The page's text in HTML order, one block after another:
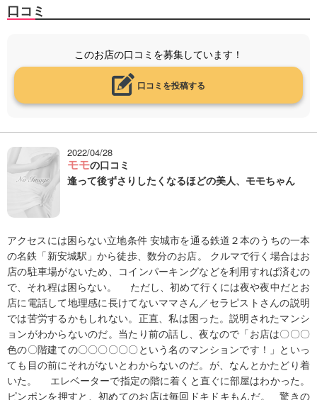
口コミ
このお店の口コミを募集しています！
口コミを投稿する
2022/04/28
モモの口コミ
逢って後ずさりしたくなるほどの美人、モモちゃん
アクセスには困らない立地条件 安城市を通る鉄道２本のうちの一本
の名鉄「新安城駅」から徒歩、数分のお店。 クルマで行く場合はお
店の駐車場がないため、コインパーキングなどを利用すれば済むの
で、それ程は困らない。 ただし、初めて行くには夜や夜中だとお
店に電話して地理感に長けてないママさん／セラピストさんの説明
では苦労するかもしれない。正直、私は困った。説明されたマンシ
ョンがわからないのだ。当たり前の話し、夜なので「お店は〇〇〇
色の〇階建ての〇〇〇〇〇〇という名のマンションです！」といっ
ても目の前にそれがないとわからないのだ。が、なんとかたどり着
いた。 エレベーターで指定の階に着くと直ぐに部屋はわかった。
ピンポンを押すと、初めてのお店は毎回ドキドキもんだ。 驚きの